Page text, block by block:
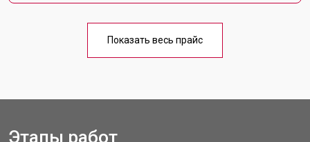
Показать весь прайс
Этапы работ